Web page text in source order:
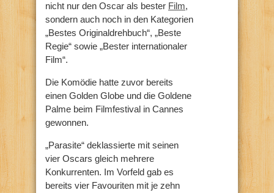
nicht nur den Oscar als bester Film,
sondern auch noch in den Kategorien
„Bestes Originaldrehbuch“, „Beste
Regie“ sowie „Bester internationaler
Film“.
Die Komödie hatte zuvor bereits
einen Golden Globe und die Goldene
Palme beim Filmfestival in Cannes
gewonnen.
„Parasite“ deklassierte mit seinen
vier Oscars gleich mehrere
Konkurrenten. Im Vorfeld gab es
bereits vier Favouriten mit je zehn